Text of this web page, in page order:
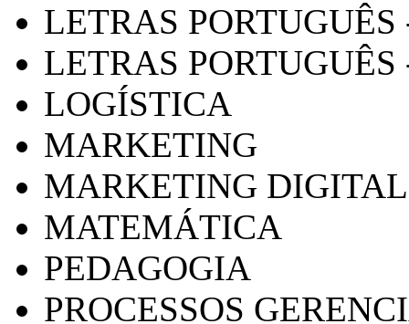
LETRAS
LETRAS PORTUGUÊS
LOGÍSTICA
MARKETING
MARKETING DIGITAL
MATEMÁTICA
PEDAGOGIA
PROCESSOS